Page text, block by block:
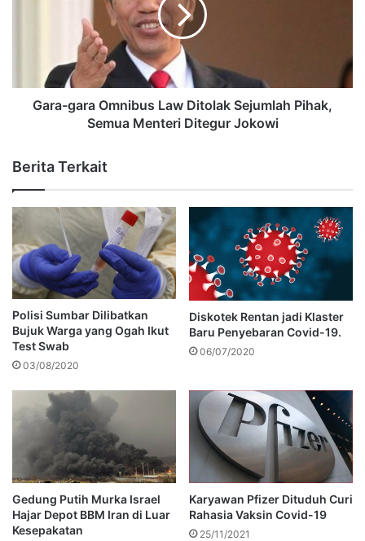
Gara-gara Omnibus Law Ditolak Sejumlah Pihak,
Semua Menteri Ditegur Jokowi
Berita Terkait
Polisi Sumbar Dilibatkan
Bujuk Warga yang Ogah Ikut
Test Swab
03/08/2020
Diskotek Rentan jadi Klaster
Baru Penyebaran Covid-19.
06/07/2020
Gedung Putih Murka Israel
Hajar Depot BBM Iran di Luar
Kesepakatan
Karyawan Pfizer Dituduh Curi
Rahasia Vaksin Covid-19
25/11/2021